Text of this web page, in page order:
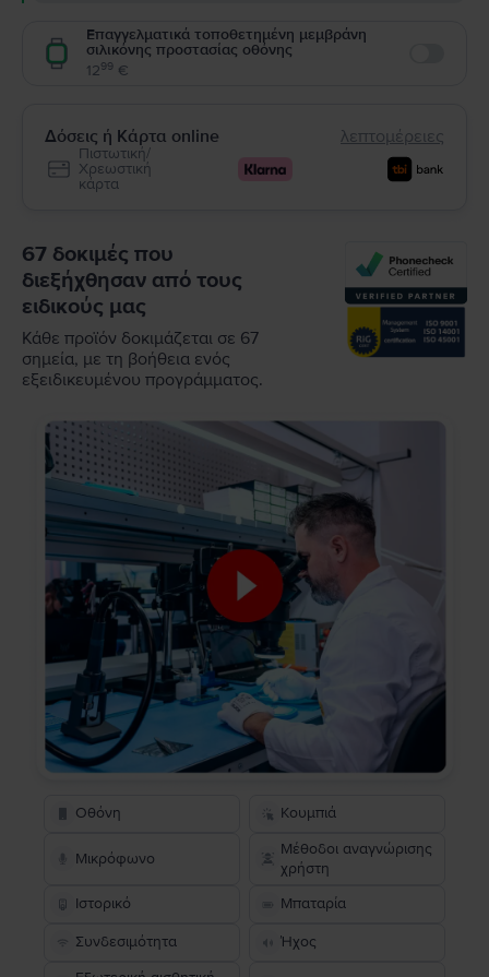
Επαγγελματικά τοποθετημένη μεμβράνη
σιλικόνης προστασίας οθόνης
1299 €
Δόσεις ή Κάρτα online λεπτομέρειες
Πιστωτική/
Χρεωστική
κάρτα
67 δοκιμές που
διεξήχθησαν από τους
ειδικούς μας
Κάθε προϊόν δοκιμάζεται σε 67
σημεία, με τη βοήθεια ενός
εξειδικευμένου προγράμματος.
Οθόνη Κουμπιά
Μικρόφωνο
Μέθοδοι αναγνώρισης
χρήστη
Ιστορικό
Μπαταρία
Συνδεσιμότητα
Ήχος